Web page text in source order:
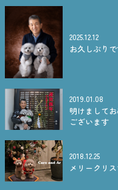
2025.12.12
お久しぶり
2019.01.08
明けまして
ございます
2018.12.25
メリークリ